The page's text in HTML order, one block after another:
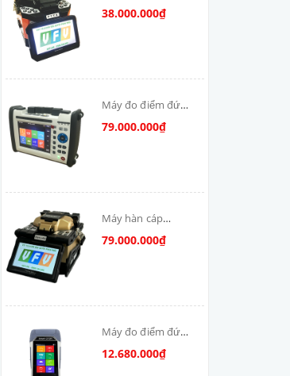
quang T-V6S-MAX
38.000.000₫
Máy đo điểm đứt
cáp quang: DSX-
79.000.000₫
Máy hàn cáp
quang Skycom
79.000.000₫
Máy đo điểm đứt
cáp quang OTDR-
12.680.000₫